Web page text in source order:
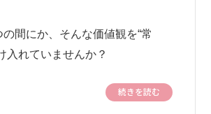
間にか、そんな価値観を“常
入れていませんか？
続きを読む